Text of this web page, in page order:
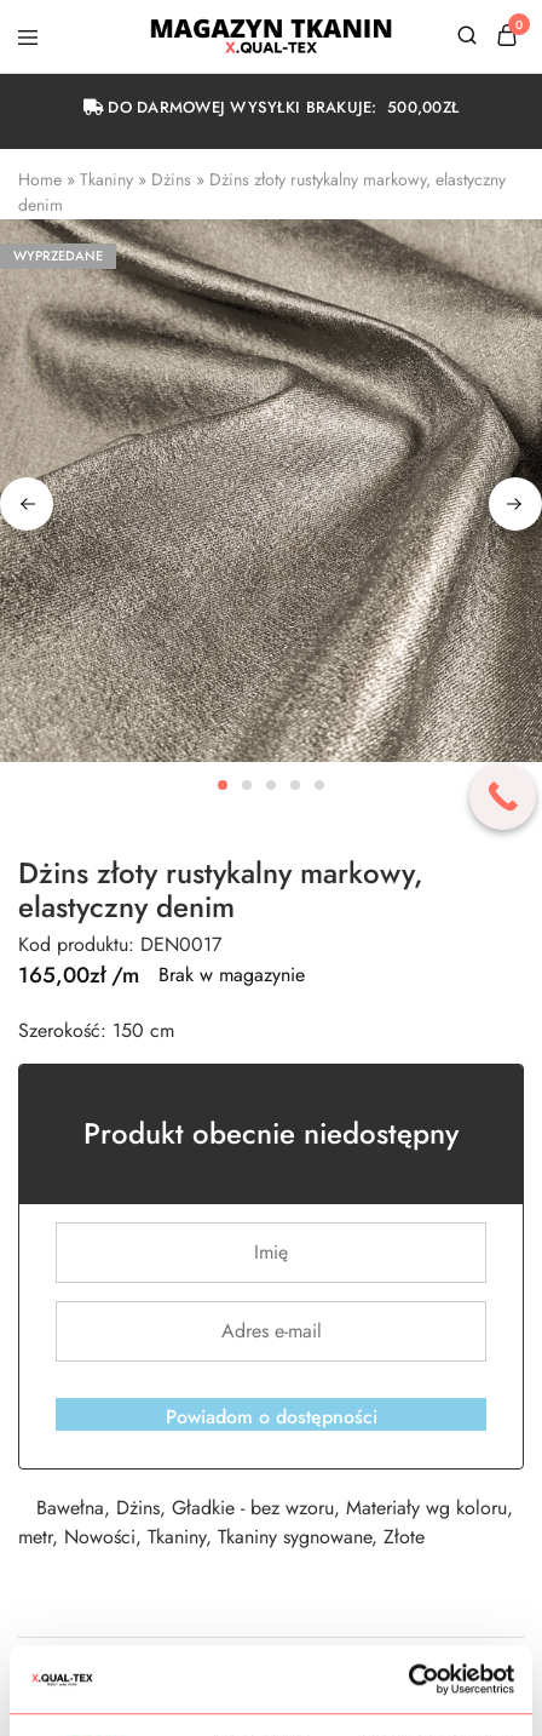
Magazyn
Warszawa
0
DO DARMOWEJ WYSYŁKI BRAKUJE:500,00ZŁ
Home » Tkaniny » Dżins » Dżins złoty rustykalny markowy, elastyczny
denim
WYPRZEDANE
Dżins złoty rustykalny markowy,
elastyczny denim
Kod produktu: DEN0017
165,00zł/m
Brak w magazynie
Szerokość: 150 cm
Produkt obecnie niedostępny
Powiadom o dostępności
Bawełna, Dżins, Gładkie - bez wzoru, Materiały wg koloru,
metr, Nowości, Tkaniny, Tkaniny sygnowane, Złote
CZAS DOSTAWY